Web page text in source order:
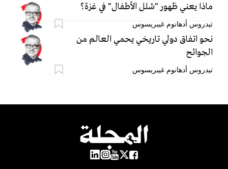
ماذا يعني ظهور "شلل الأطفال" في غزة؟
تيدروس أدهانوم غيبريسوس
نحو اتفاق دولي تاريخي يحمي العالم من
الجوائح
تيدروس أدهانوم غيبريسوس